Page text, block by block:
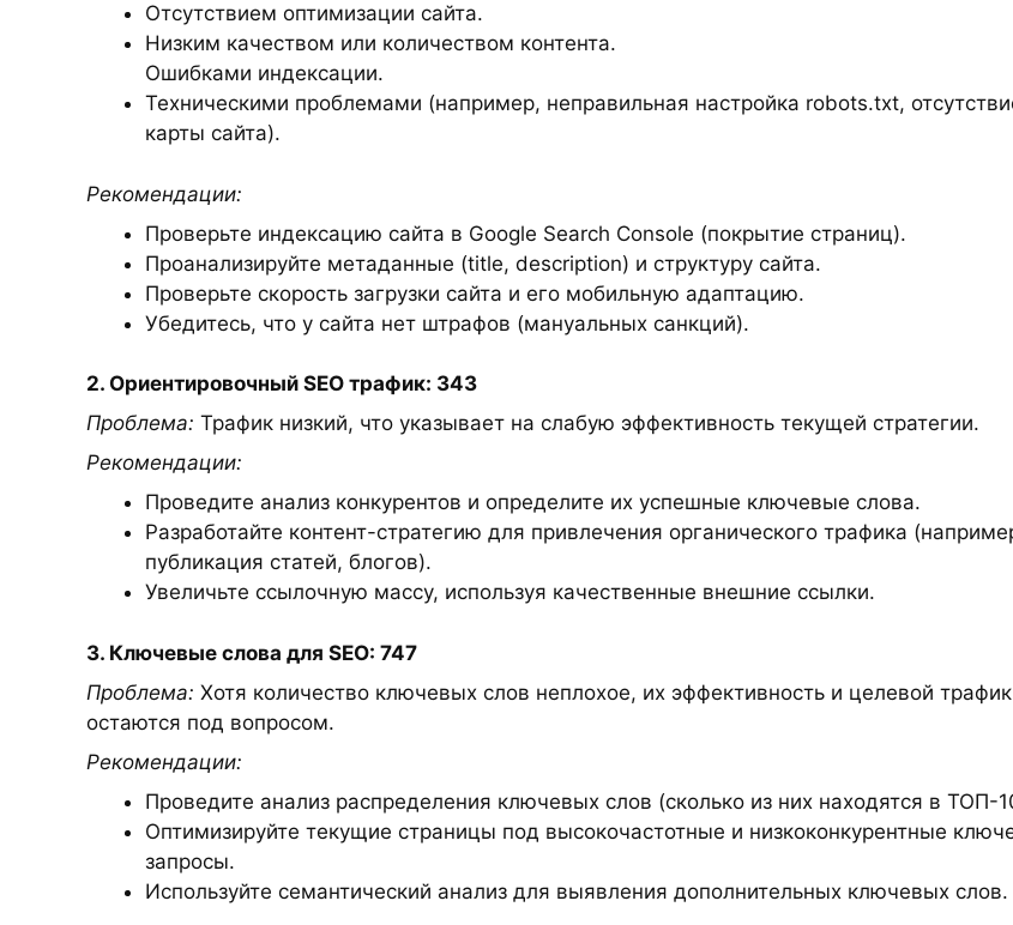
Отсутствием оптимизации сайта.
Низким качеством или количеством контента.
Ошибками индексации.
Техническими проблемами (например, неправильная настройка robots.txt,
карты сайта).
Рекомендации:
Проверьте индексацию сайта в Google Search Console (покрытие страниц).
Проанализируйте метаданные (title, description) и структуру сайта.
Проверьте скорость загрузки сайта и его мобильную адаптацию.
Убедитесь, что у сайта нет штрафов (мануальных санкций).
2. Ориентировочный SEO трафик: 343
Проблема: Трафик низкий, что указывает на слабую эффективность текущей стратегии.
Рекомендации:
Проведите анализ конкурентов и определите их успешные ключевые слова.
Разработайте контент-стратегию для привлечения органического трафика
публикация статей, блогов).
Увеличьте ссылочную массу, используя качественные внешние ссылки.
3. Ключевые слова для SEO: 747
Проблема: Хотя количество ключевых слов неплохое, их эффективность и целевой трафик
остаются под вопросом.
Рекомендации:
Проведите анализ распределения ключевых слов (сколько из них находятся в ТОП-
Оптимизируйте текущие страницы под высокочастотные и низкоконкурентные
запросы.
Используйте семантический анализ для выявления дополнительных ключевых слов.